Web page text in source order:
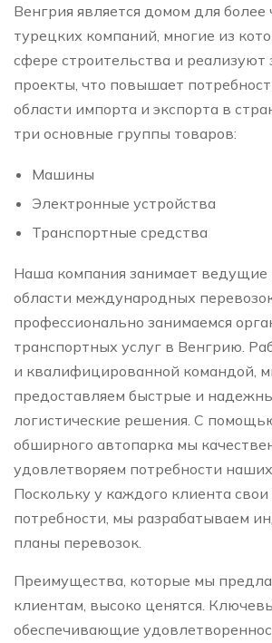
Венгрия является домом для более
турецких компаний, многие из
сфере строительства и реализуют
проекты, что повышает
области импорта и экспорта в
три основные группы товаров:
Машины
Электронные устройства
Транспортные средства
Наша компания занимает ведущие
области международных
профессионально занимаемся
транспортных услуг в Венгрию.
и квалифицированной командой,
предоставляем быстрые и
логистические решения. С
обширного автопарка мы
удовлетворяем потребности
Поскольку у каждого клиента
потребности, мы разрабатываем
планы перевозок.
Преимущества, которые мы
клиентам, высоко ценятся.
обеспечивающие